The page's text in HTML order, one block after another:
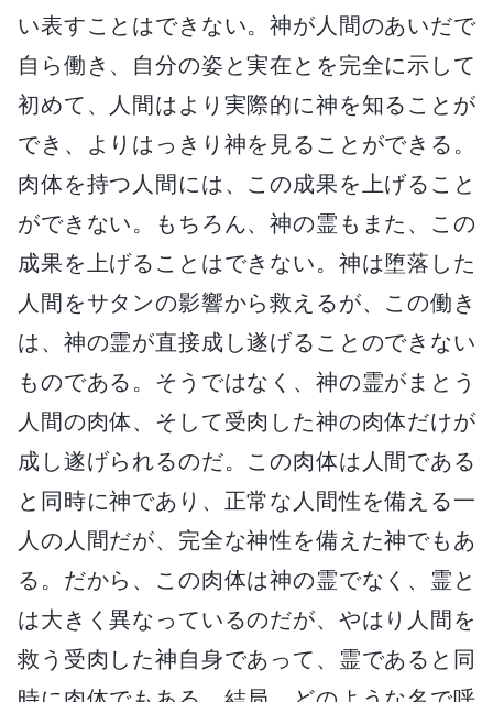
い表すことはできない。神が人間のあいだで
自ら働き、自分の姿と実在とを完全に示して
初めて、人間はより実際的に神を知ることが
でき、よりはっきり神を見ることができる。
肉体を持つ人間には、この成果を上げること
ができない。もちろん、神の霊もまた、この
成果を上げることはできない。神は堕落した
人間をサタンの影響から救えるが、この働き
は、神の霊が直接成し遂げることのできない
ものである。そうではなく、神の霊がまとう
人間の肉体、そして受肉した神の肉体だけが
成し遂げられるのだ。この肉体は人間である
と同時に神であり、正常な人間性を備える一
人の人間だが、完全な神性を備えた神でもあ
る。だから、この肉体は神の霊でなく、霊と
は大きく異なっているのだが、やはり人間を
救う受肉した神自身であって、霊であると同